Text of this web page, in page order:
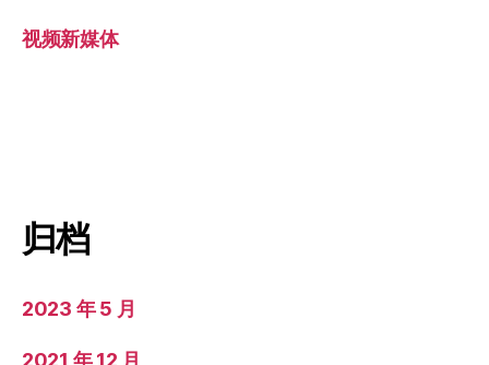
视频新媒体
归档
2023 年 5 月
2021 年 12 月